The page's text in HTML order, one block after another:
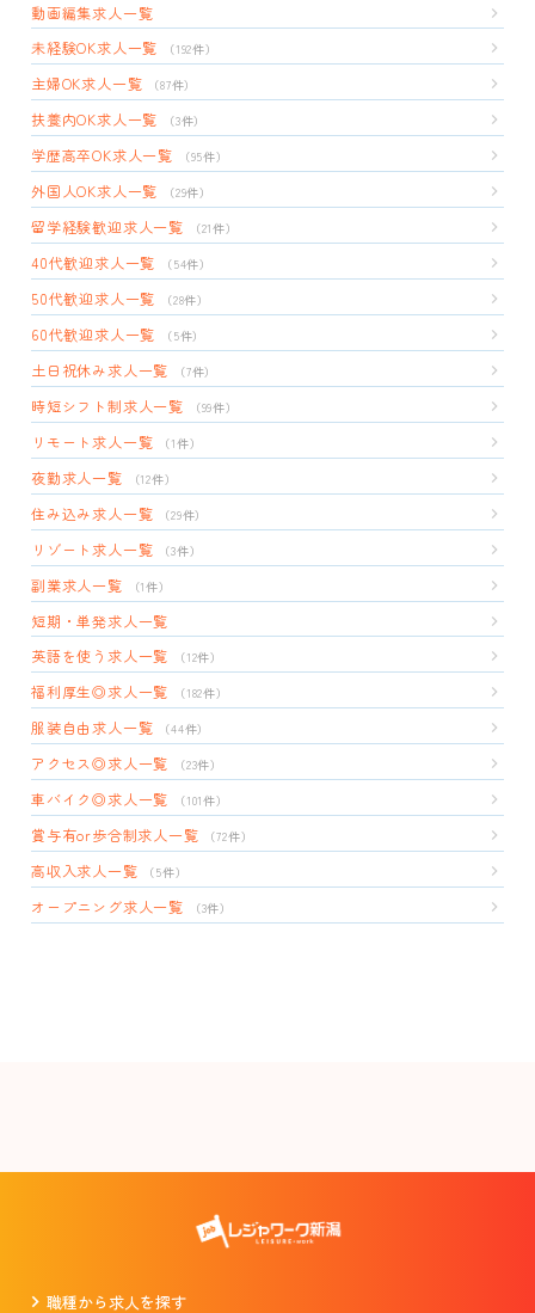
動画編集求人一覧
未経験OK求人一覧
（192件）
主婦OK求人一覧 （87件）
扶養内OK求人一覧 （3件）
学歴高卒OK求人一覧 （95件）
外国人OK求人一覧 （29件）
留学経験歓迎求人一覧 （21件）
40代歓迎求人一覧 （54件）
50代歓迎求人一覧 （28件）
60代歓迎求人一覧 （5件）
土日祝休み求人一覧 （7件）
時短シフト制求人一覧 （99件）
リモート求人一覧 （1件）
夜勤求人一覧 （12件）
住み込み求人一覧 （29件）
リゾート求人一覧 （3件）
副業求人一覧 （1件）
短期・単発求人一覧
英語を使う求人一覧
（12件）
福利厚生◎求人一覧 （182件）
服装自由求人一覧 （44件）
アクセス◎求人一覧 （23件）
車バイク◎求人一覧 （101件）
賞与有or歩合制求人一覧 （72件）
高収入求人一覧 （5件）
オープニング求人一覧 （3件）
職種から求人を探す